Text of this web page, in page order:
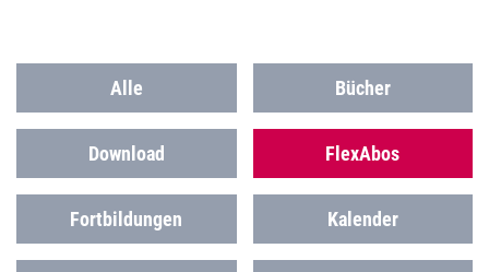
Alle Bücher
Download FlexAbos
Fortbildungen Kalender